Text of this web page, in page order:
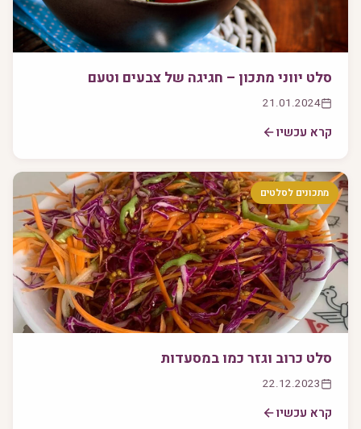
סלט יווני מתכון – חגיגה של צבעים וטעם
21.01.2024
קרא עכשיו
מתכונים לסלטים
סלט כרוב וגזר כמו במסעדות
22.12.2023
קרא עכשיו